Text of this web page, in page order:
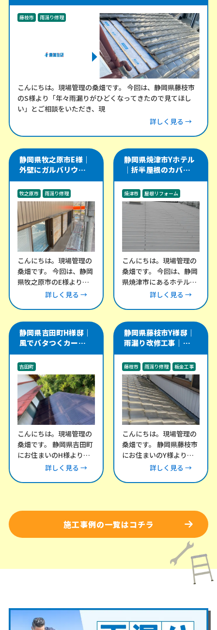
藤枝市 雨漏り修理
こんにちは。現場管理の桑畑です。 今回は、静岡県藤枝市
のS様より「年々雨漏りがひどくなってきたので見てほし
い」とご相談をいただき、現
詳しく見る →
静岡県牧之原市E様｜
外壁にガルバリウム角
波を施工し、軒天・雨
樋・雨戸戸袋も改修
牧之原市
雨漏り修理
外装工事
こんにちは。現場管理の
桑畑です。 今回は、静岡
県牧之原市のE様より、
外壁のメンテナンスにつ
詳しく見る →
静岡県焼津市Yホテル
｜折半屋根のカバー工
法をやり直し、雨漏り
リスクを改善した施工
事例
焼津市
屋根リフォーム
雨漏り修理
こんにちは。現場管理の
桑畑です。 今回は、静岡
県焼津市にあるホテル棟
にて、折半屋根の改修工
詳しく見る →
静岡県吉田町H様邸｜
風でバタつくカーポー
ト・テラス屋根の波板
交換工事
吉田町
その他のリフォーム工事
外構工事
こんにちは。現場管理の
桑畑です。 静岡県吉田町
にお住まいのH様より、
「風が強い日にカーポー
詳しく見る →
静岡県藤枝市Y様邸｜
雨漏り改修工事｜瓦屋
根と谷樋・外壁取り合
い部を板金で補修
藤枝市 雨漏り修理 板金工事
こんにちは。現場管理の
桑畑です。 静岡県藤枝市
にお住まいのY様より、
雨漏りについてお問い合
詳しく見る →
施工事例の一覧はコチラ